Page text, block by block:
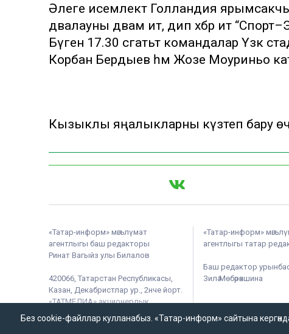
Әлеге исемлектә Голландия
дәвалауны дәвам итә, дип хәбәр итә
Бүген 17.30 сәгатьтә командалар Үзәк
Корбан Бердыев һәм Жозе Моуриньо
Кызыклы яңалыкларны күзәтеп бару
«Татар-информ» мәгълүмат
агентлыгы баш редакторы
Ринат Вагыйз улы Билалов
420066, Татарстан Республикасы,
Казан, Декабристлар ур., 2нче йорт.
«ТАТМЕДИА» акционерлык
җәмгыяте
«Татар-информ»
агентлыгы татар
Баш редактор
Зилә Мөбәрәкшина
Без cookie-файллар кулланабыз. «Татар-информ» сайтына кергәндә